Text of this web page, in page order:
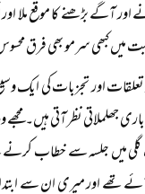
آگے بڑھنے کا موقع ملا
میں کبھی سرمو بھی فرق
اور تجزبات کی ایک
جھلملاتی نظر آتی ہیں۔
گلی میں جلسہ سے خطاب
اور میری ان سے ابتدائی